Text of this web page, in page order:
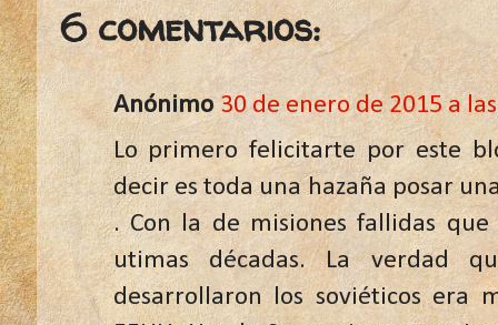
6 comentarios:
Anónimo 30 de enero de 2015 a
Lo primero felicitarte por este
decir es toda una hazaña posar
. Con la de misiones fallidas
utimas décadas. La verdad
desarrollaron los soviéticos era